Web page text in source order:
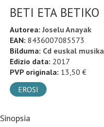
BETI ETA BETIKO
Autorea:Joselu Anayak
EAN: 8436007085573
Bilduma: Cd euskal musika
Edizio data: 2017
PVP originala: 13,50 €
EROSI
Sinopsia